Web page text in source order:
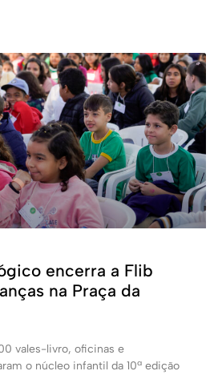
encerra a Flib
na Praça da
vales-livro, oficinas e
o núcleo infantil da 10ª edição